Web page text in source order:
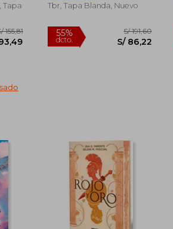
Tapa
Tbr, Tapa Blanda, Nuevo
55%
dcto.